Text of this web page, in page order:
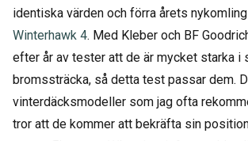
identiska värden och förra årets nykomling
Winterhawk 4. Med Kleber och BF
efter år av tester att de är mycket starka i
bromssträcka, så detta test passar dem.
vinterdäcksmodeller som jag ofta
tror att de kommer att bekräfta sin